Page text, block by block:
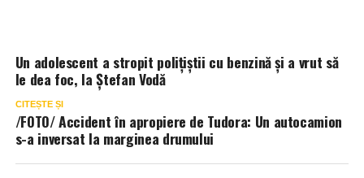
Un adolescent a stropit polițiștii cu benzină și a vrut să
le dea foc, la Ștefan Vodă
CITEȘTE ȘI
/FOTO/ Accident în apropiere de Tudora: Un autocamion
s-a inversat la marginea drumului